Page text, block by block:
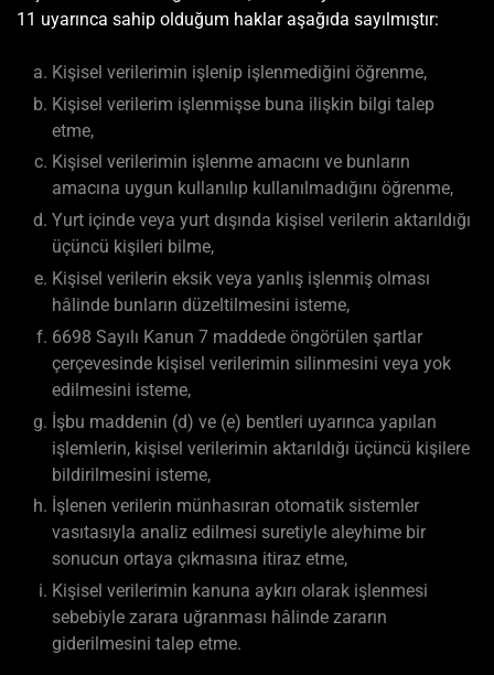
11 uyarınca sahip olduğum haklar aşağıda sayılmıştır:
Kişisel verilerimin işlenip işlenmediğini öğrenme,
Kişisel verilerim işlenmişse buna ilişkin bilgi talep
etme,
Kişisel verilerimin işlenme amacını ve bunların
amacına uygun kullanılıp kullanılmadığını öğrenme,
Yurt içinde veya yurt dışında kişisel verilerin aktarıldığı
üçüncü kişileri bilme,
Kişisel verilerin eksik veya yanlış işlenmiş olması
hâlinde bunların düzeltilmesini isteme,
6698 Sayılı Kanun 7 maddede öngörülen şartlar
çerçevesinde kişisel verilerimin silinmesini veya yok
edilmesini isteme,
İşbu maddenin (d) ve (e) bentleri uyarınca yapılan
işlemlerin, kişisel verilerimin aktarıldığı üçüncü kişilere
bildirilmesini isteme,
İşlenen verilerin münhasıran otomatik sistemler
vasıtasıyla analiz edilmesi suretiyle aleyhime bir
sonucun ortaya çıkmasına itiraz etme,
Kişisel verilerimin kanuna aykırı olarak işlenmesi
sebebiyle zarara uğranması hâlinde zararın
giderilmesini talep etme.